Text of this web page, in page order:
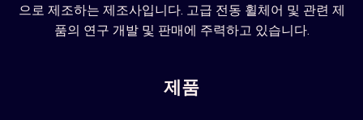
으로 제조하는 제조사입니다. 고급 전동 휠체어 및 관련 제
품의 연구 개발 및 판매에 주력하고 있습니다.
제품